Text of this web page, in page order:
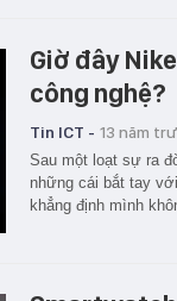
Giờ đây
công nghệ?
Tin ICT - 13 năm
Sau một loạt sự ra
những cái bắt tay
khẳng định mình